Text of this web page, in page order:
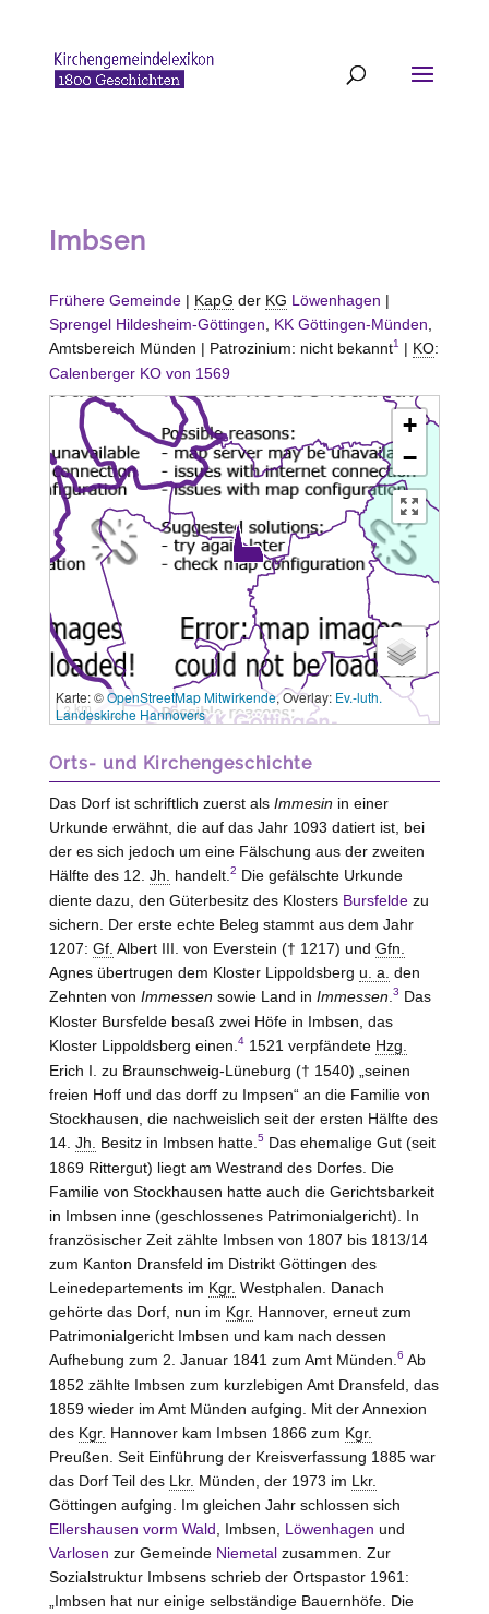
Imbsen
Frühere Gemeinde| KapG der KG Löwenhagen |
Sprengel Hildesheim-Göttingen
KK Göttingen-Münden
Amtsbereich Münden | Patrozinium: nicht bekannt1 | KO:
Calenberger KO von 1569
+
−
3 km
Karte: ©OpenStreetMap Mitwirkende, Overlay: Ev.-luth.
Landeskirche Hannovers
Orts- und Kirchengeschichte
Das Dorf ist schriftlich zuerst als Immesin in einer
Urkunde erwähnt, die auf das Jahr 1093 datiert ist, bei
der es sich jedoch um eine Fälschung aus der zweiten
Hälfte des 12. Jh. handelt. 2 Die gefälschte Urkunde
diente dazu, den Güterbesitz des Klosters Bursfeldezu
sichern. Der erste echte Beleg stammt aus dem Jahr
1207: Gf. Albert III. von Everstein († 1217) und Gfn.
Agnes übertrugen dem Kloster Lippoldsberg u. a. den
Zehnten von Immessen sowie Land in Immessen 3 Das
Kloster Bursfeldebesaß zwei Höfe in Imbsen, das
Kloster Lippoldsberg einen. 41521 verpfändete Hzg.
Erich I. zu Braunschweig-Lüneburg († 1540) „seinen
freien Hoff und das dorff zu Impsen“ an die Familie von
Stockhausen , die nachweislich seit der ersten Hälfte des
14. Jh. Besitz in Imbsen hatte. 5Das ehemalige Gut (seit
1869 Rittergut) liegt am Westrand des Dorfes. Die
Familie von Stockhausen hatte auch die Gerichtsbarkeit
in Imbsen inne (geschlossenes Patrimonialgericht). In
französischer Zeit zählte Imbsen von 1807 bis 1813/14
zum Kanton Dransfeld im Distrikt Göttingen des
Leinedepartements im Kgr. Westphalen. Danach
gehörte das Dorf, nun im Kgr. Hannover, erneut zum
Patrimonialgericht Imbsen und kam nach dessen
Aufhebung zum 2. Januar 1841 zum Amt Münden 6 Ab
1852 zählte Imbsen zum kurzlebigen Amt Dransfeld , das
1859 wieder im Amt Münden aufging. Mit der Annexion
des Kgr. Hannoverkam Imbsen 1866 zum Kgr.
Preußen. Seit Einführung der Kreisverfassung 1885 war
das Dorf Teil des Lkr. Münden , der 1973 im Lkr.
Göttingen aufging. Im gleichen Jahr schlossen sich
Ellershausen vorm Wald , Imbsen, Löwenhagen und
Varlosen zur Gemeinde Niemetalzusammen. Zur
Sozialstruktur Imbsens schrieb der Ortspastor 1961:
„Imbsen hat nur einige selbständige Bauernhöfe. Die